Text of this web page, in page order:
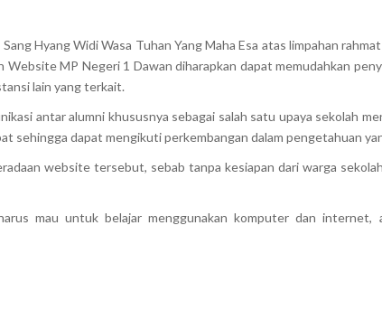
Hyang Widi Wasa Tuhan Yang Maha Esa atas limpahan
MP Negeri 1 Dawan diharapkan dapat memudahkan
lain yang terkait.
antar alumni khususnya sebagai salah satu upaya sekolah
sehingga dapat mengikuti perkembangan dalam pengetahuan
website tersebut, sebab tanpa kesiapan dari warga
mau untuk belajar menggunakan komputer dan internet,